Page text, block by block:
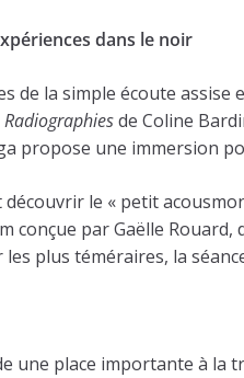
dans le noir
de la simple écoute
Radiographiesde Coline
propose une immersion
le « petit
conçue par Gaëlle
les plus téméraires, la
une place importante à la